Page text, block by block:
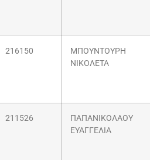
216150
ΜΠΟΥΝΤΟΥΡΗ
ΝΙΚΟΛΕΤΑ
211526
ΠΑΠΑΝΙΚΟΛΑΟΥ
ΕΥΑΓΓΕΛΙΑ